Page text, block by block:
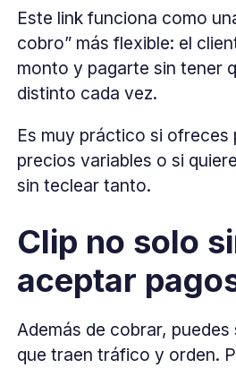
Este link funciona como
cobro” más flexible: el
monto y pagarte sin tener
distinto cada vez.
Es muy práctico si
precios variables o si
sin teclear tanto.
Clip no solo
aceptar
Además de cobrar,
que traen tráfico y orden.